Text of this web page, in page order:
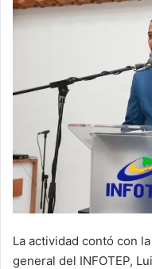
La actividad contó con
general del INFOTEP,